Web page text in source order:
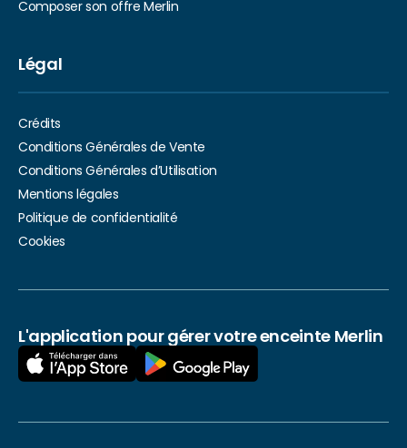
Composer son offre Merlin
Légal
Crédits
Conditions Générales de Vente
Conditions Générales d’Utilisation
Mentions légales
Politique de confidentialité
Cookies
L'application pour gérer votre enceinte Merlin